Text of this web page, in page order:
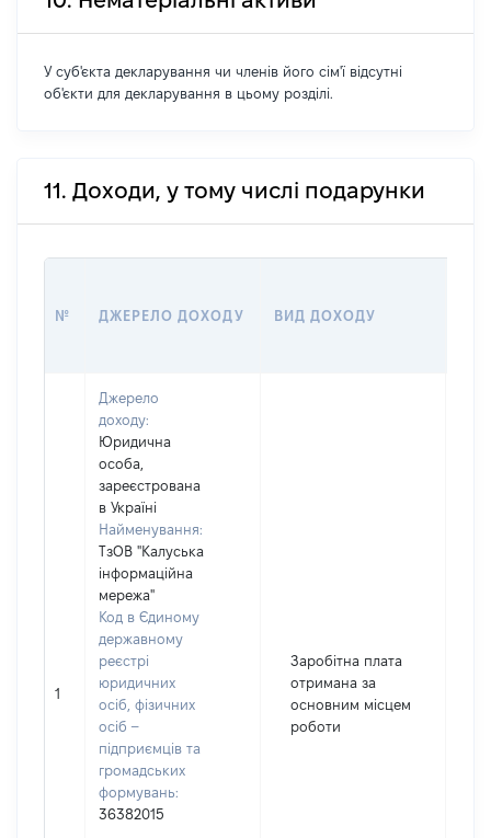
У суб'єкта декларування чи членів його сім'ї відсутні
об'єкти для декларування в цьому розділі.
11. Доходи, у тому числі подарунки
№ ДЖЕРЕЛО ДОХОДУ ВИД ДОХОДУ
1
Джерело
доходу:
Юридична
особа,
зареєстрована
в Україні
Найменування:
ТзОВ "Калуська
інформаційна
мережа"
Код в Єдиному
державному
реєстрі
юридичних
осіб, фізичних
осіб –
підприємців та
громадських
формувань:
36382015
Заробітна плата
отримана за
основним місцем
роботи